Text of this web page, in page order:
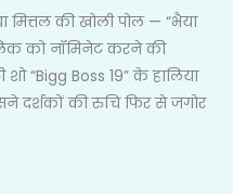
मित्तल की खोली पोल — “भैया
को नॉमिनेट करने की
“Bigg Boss 19” के हालिया
दर्शकों की रुचि फिर से जगोर